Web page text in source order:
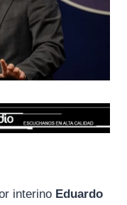
interino Eduardo